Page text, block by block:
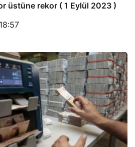
üstüne rekor ( 1 Eylül 2023 )